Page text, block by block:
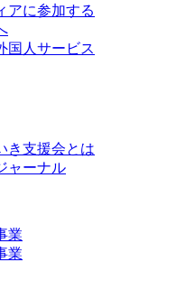
アに参加する
国人サービス
き支援会とは
ャーナル
業
業